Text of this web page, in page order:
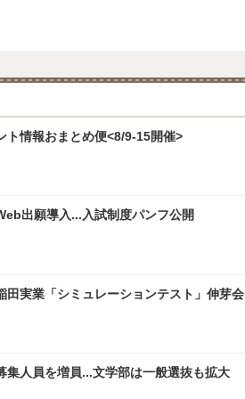
ト情報おまとめ便<8/9-15開催>
出願導入...入試制度パンフ公開
田実業「シミュレーションテスト」伸芽会
集人員を増員...文学部は一般選抜も拡大